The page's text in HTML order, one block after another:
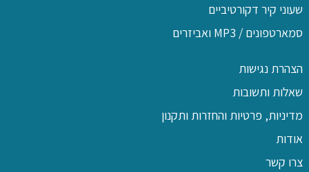
שעוני קיר דקורטיביים
סמארטפונים / MP3 ואביזרים
הצהרת נגישות
שאלות ותשובות
מדיניות, פרטיות והחזרות ותקנון
אודות
צרו קשר